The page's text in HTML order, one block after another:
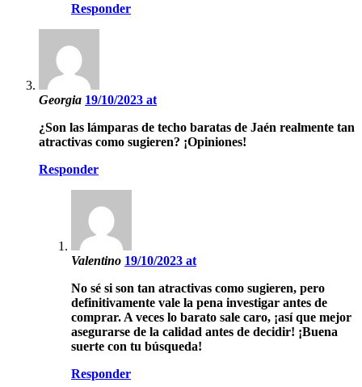
Responder
Georgia 19/10/2023 at
¿Son las lámparas de techo baratas de Jaén realmente tan
atractivas como sugieren? ¡Opiniones!
Responder
Valentino 19/10/2023 at
No sé si son tan atractivas como sugieren, pero
definitivamente vale la pena investigar antes de
comprar. A veces lo barato sale caro, ¡así que mejor
asegurarse de la calidad antes de decidir! ¡Buena
suerte con tu búsqueda!
Responder